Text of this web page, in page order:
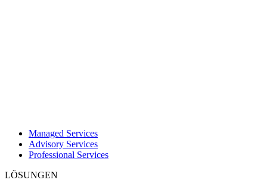
Managed Services
Advisory Services
Professional Services
LÖSUNGEN